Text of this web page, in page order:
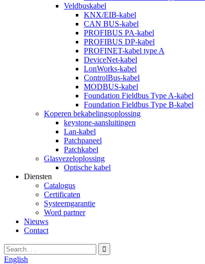
Veldbuskabel
KNX/EIB-kabel
CAN BUS-kabel
PROFIBUS PA-kabel
PROFIBUS DP-kabel
PROFINET-kabel type A
DeviceNet-kabel
LonWorks-kabel
ControlBus-kabel
MODBUS-kabel
Foundation Fieldbus Type A-kabel
Foundation Fieldbus Type B-kabel
Koperen bekabelingsoplossing
keystone-aansluitingen
Lan-kabel
Patchpaneel
Patchkabel
Glasvezeloplossing
Optische kabel
Diensten
Catalogus
Certificaten
Systeemgarantie
Word partner
Nieuws
Contact
English